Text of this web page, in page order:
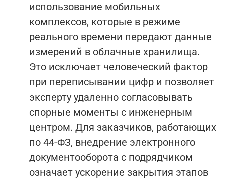
использование мобильных
комплексов, которые в режиме
реального времени передают данные
измерений в облачные хранилища.
Это исключает человеческий фактор
при переписывании цифр и позволяет
эксперту удаленно согласовывать
спорные моменты с инженерным
центром. Для заказчиков, работающих
по 44-ФЗ, внедрение электронного
документооборота с подрядчиком
означает ускорение закрытия этапов